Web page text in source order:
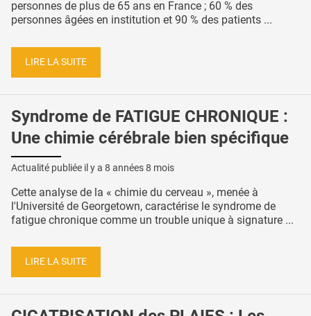
personnes de plus de 65 ans en France ; 60 % des
personnes âgées en institution et 90 % des patients ...
LIRE LA SUITE
Syndrome de FATIGUE CHRONIQUE :
Une chimie cérébrale bien spécifique
Actualité publiée il y a 8 années 8 mois
Cette analyse de la « chimie du cerveau », menée à
l'Université de Georgetown, caractérise le syndrome de
fatigue chronique comme un trouble unique à signature ...
LIRE LA SUITE